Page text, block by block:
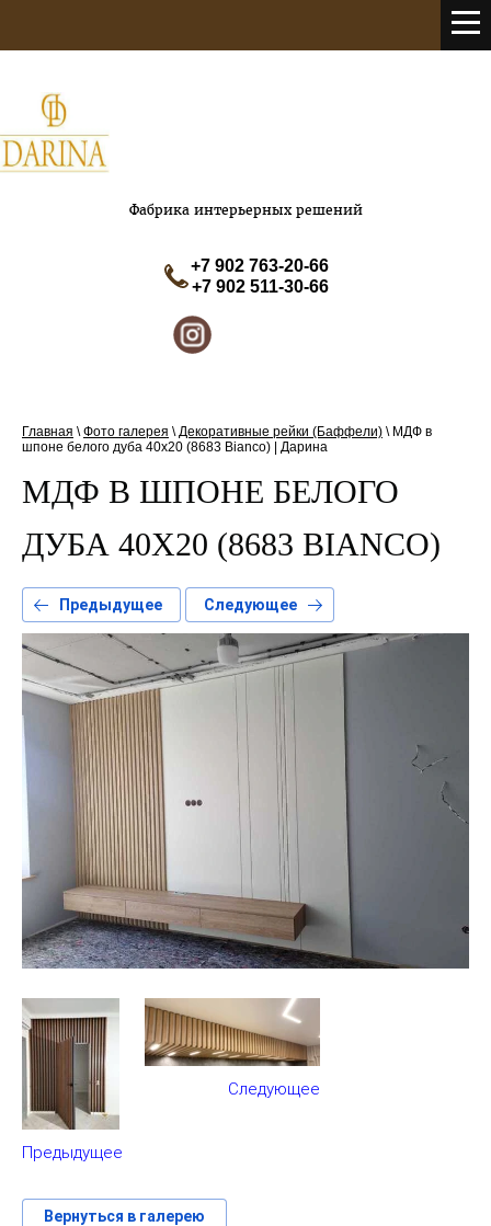
Фабрика интерьерных решений
+7 902 763-20-66
+7 902 511-30-66
Главная \Фото галерея \Декоративные рейки (Баффели) \ МДФ в
шпоне белого дуба 40х20 (8683 Bianco) | Дарина
МДФ В ШПОНЕ БЕЛОГО
ДУБА 40Х20 (8683 BIANCO)
Предыдущее Следующее
Предыдущее
Следующее
Вернуться в галерею